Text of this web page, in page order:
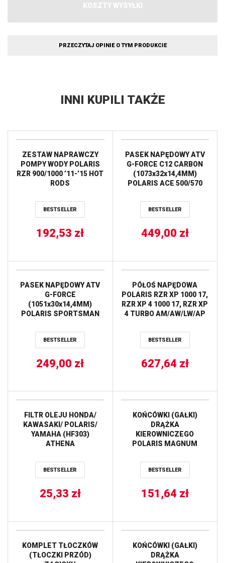
KOSZTY WYSYŁKI
PRZECZYTAJ OPINIE O TYM PRODUKCIE
INNI KUPILI TAKŻE
ZESTAW NAPRAWCZY
POMPY WODY POLARIS
RZR 900/1000 ’11-’15 HOT
RODS
BESTSELLER
192,53 zł
PASEK NAPĘDOWY ATV
G-FORCE C12 CARBON
(1073x32x14,4MM)
POLARIS ACE 500/570
CREW,XP 1000
’16-’20,RZR 570 ’17-’20,
’19-’20 (25C4108) GATES
BESTSELLER
449,00 zł
PASEK NAPĘDOWY ATV
G-FORCE
(1051x30x14,4MM)
POLARIS SPORTSMAN
S 800 ’09, RANGER XP 700
’05-’07 (19G4022) GATES
BESTSELLER
249,00 zł
PÓŁOŚ NAPĘDOWA
POLARIS RZR XP 1000 17,
RZR XP 4 1000 17, RZR XP
4 TURBO AM/AW/LW/AP
PRZÓD STRONA LEWA
PRAWA ALL BALLS
BESTSELLER
627,64 zł
FILTR OLEJU HONDA/
KAWASAKI/ POLARIS/
YAMAHA (HF303)
ATHENA
BESTSELLER
25,33 zł
KOŃCÓWKI (GAŁKI)
DRĄŻKA
KIEROWNICZEGO
POLARIS MAGNUM
SPORTSMAN
400/500/600/700/800 (51-
BESTSELLER
151,64 zł
KOMPLET TŁOCZKÓW
(TŁOCZKI PRZÓD)
KOŃCÓWKI (GAŁKI)
DRĄŻKA